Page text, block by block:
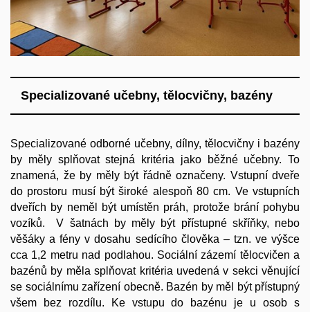
Specializované učebny, tělocvičny, bazény
Specializované odborné učebny, dílny, tělocvičny i bazény
by měly splňovat stejná kritéria jako běžné učebny. To
znamená, že by měly být řádně označeny. Vstupní dveře
do prostoru musí být široké alespoň 80 cm. Ve vstupních
dveřích by neměl být umístěn práh, protože brání pohybu
vozíků. V šatnách by měly být přístupné skříňky, nebo
věšáky a fény v dosahu sedícího člověka – tzn. ve výšce
cca 1,2 metru nad podlahou. Sociální zázemí tělocvičen a
bazénů by měla splňovat kritéria uvedená v sekci věnující
se sociálnímu zařízení obecně. Bazén by měl být přístupný
všem bez rozdílu. Ke vstupu do bazénu je u osob s